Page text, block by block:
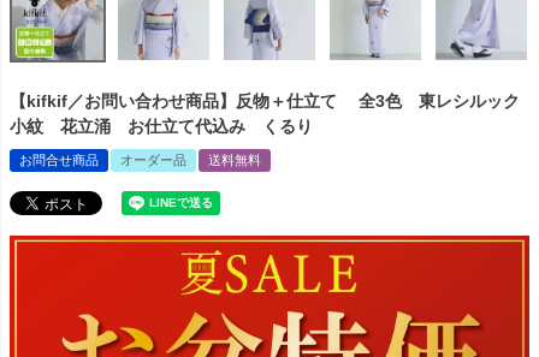
【kifkif／お問い合わせ商品】反物＋仕立て 全3色 東レシルック
小紋 花立涌 お仕立て代込み くるり
お問合せ商品 オーダー品 送料無料